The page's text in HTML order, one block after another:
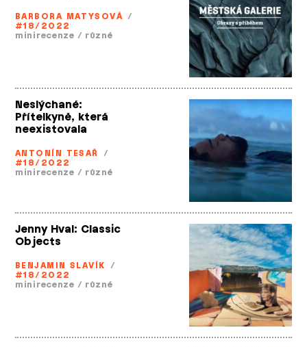
BARBORA MATYSOVÁ /
#18/2022
minirecenze / různé
Neslýchané:
Přítelkyně, která
neexistovala
ANTONÍN TESAŘ
/
#18/2022
minirecenze / různé
Jenny Hval: Classic
Objects
BENJAMIN SLAVÍK /
#18/2022
minirecenze / různé